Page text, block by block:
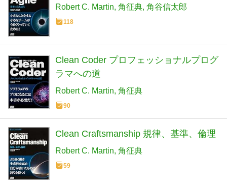
Robert C. Martin 角征典 角谷信太郎
118
Clean Coder プロフェッショナルプログ
ラマへの道
Robert C. Martin 角征典
90
Clean Craftsmanship 規律、基準、倫理
Robert C. Martin 角征典
59